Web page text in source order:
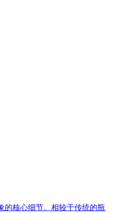
的核心细节。相较于传统的瓶